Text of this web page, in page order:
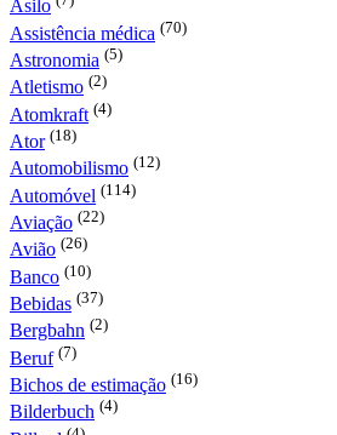
Asilo
Assistência médica (70)
Astronomia (5)
Atletismo (2)
Atomkraft (4)
Ator (18)
Automobilismo (12)
Automóvel (114)
Aviação (22)
Avião (26)
Banco (10)
Bebidas (37)
Bergbahn (2)
Beruf (7)
Bichos de estimação (16)
Bilderbuch (4)